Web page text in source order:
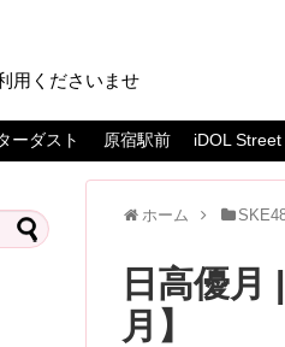
用くださいませ
ーダスト 原宿駅前 iDOL Street
ホーム
日高優
月】